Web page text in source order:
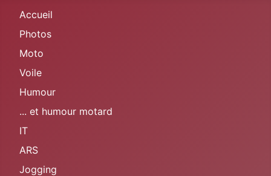
Accueil
Photos
Moto
Voile
Humour
... et humour motard
IT
ARS
Jogging